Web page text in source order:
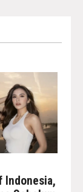
Indonesia,